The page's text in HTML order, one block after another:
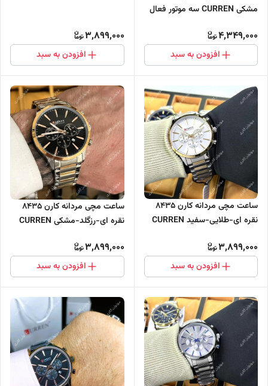
مشکی CURREN سه موتور فعال
4,349,000
افزودن به سبد
3,899,000
افزودن به سبد
ساعت مچی مردانه کارن 8435
نقره ای-طلایی-سفید CURREN
3,899,000
افزودن به سبد
ساعت مچی مردانه کارن 8435
نقره ای-رزگلد-مشکی CURREN
3,899,000
افزودن به سبد